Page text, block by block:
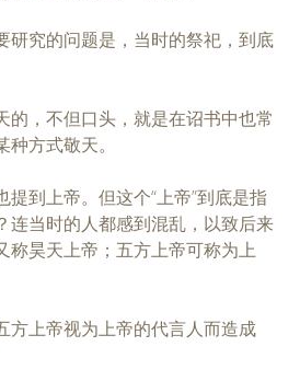
研究的问题是，当时的祭祀，到底
的，不但口头，就是在诏书中也常
方式敬天。
到上帝。但这个“上帝”到底是指
连当时的人都感到混乱，以致后来
称昊天上帝；五方上帝可称为上
方上帝视为上帝的代言人而造成